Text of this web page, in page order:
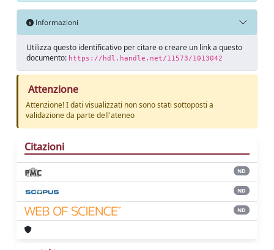
Informazioni
Utilizza questo identificativo per citare o creare un link a questo
documento: https://hdl.handle.net/11573/1013042
Attenzione
Attenzione! I dati visualizzati non sono stati sottoposti a
validazione da parte dell'ateneo
Citazioni
ND
ND
ND